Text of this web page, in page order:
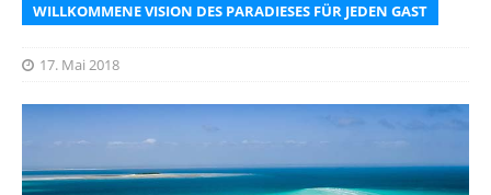
WILLKOMMENE VISION DES PARADIESES FÜR JEDEN GAST
17. Mai 2018